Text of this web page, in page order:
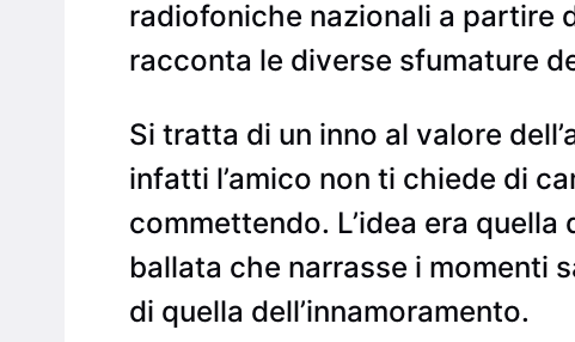
radiofoniche nazionali a partire
racconta le diverse sfumature
Si tratta di un inno al valore
infatti l’amico non ti chiede di
commettendo. L’idea era
ballata che narrasse i momenti
di quella dell’innamoramento.